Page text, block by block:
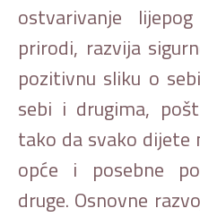
ostvarivanje
prirodi, razvija
pozitivnu sliku o
sebi i drugima,
tako da svako dijete
opće i posebne
druge. Osnovne